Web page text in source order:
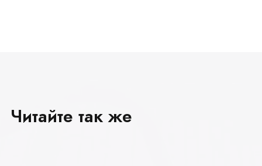
Читайте так же